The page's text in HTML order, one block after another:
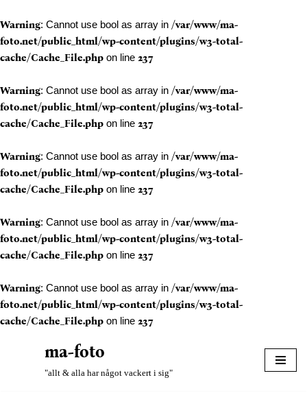
Warning: Cannot use bool as array in /var/www/ma-
foto.net/public_html/wp-content/plugins/w3-total-
cache/Cache_File.php on line 237
Warning: Cannot use bool as array in /var/www/ma-
foto.net/public_html/wp-content/plugins/w3-total-
cache/Cache_File.php on line 237
Warning: Cannot use bool as array in /var/www/ma-
foto.net/public_html/wp-content/plugins/w3-total-
cache/Cache_File.php on line 237
Warning: Cannot use bool as array in /var/www/ma-
foto.net/public_html/wp-content/plugins/w3-total-
cache/Cache_File.php on line 237
Warning: Cannot use bool as array in /var/www/ma-
foto.net/public_html/wp-content/plugins/w3-total-
cache/Cache_File.php on line 237
ma-foto
"allt & alla har något vackert i sig"